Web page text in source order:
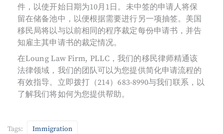
件，以使开始日期为10月1日。未中签的申请人将保
留在储备池中，以便根据需要进行另一项抽签。美国
移民局将以与以前相同的程序裁定每份申请书，并告
知雇主其申请书的裁定情况。
在Loung Law Firm, PLLC，我们的移民律师精通该
法律领域，我们的团队可以为您提供简化申请流程的
有效指导。立即拨打（214）683-8990与我们联系，以
了解我们将如何为您提供帮助。
Tags: Immigration